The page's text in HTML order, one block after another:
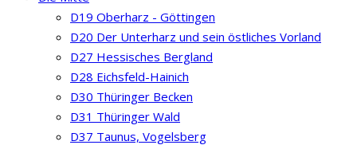
D19 Oberharz - Göttingen
D20 Der Unterharz und sein östliches Vorland
D27 Hessisches Bergland
D28 Eichsfeld-Hainich
D30 Thüringer Becken
D31 Thüringer Wald
D37 Taunus, Vogelsberg